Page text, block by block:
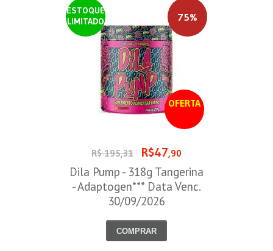
ESTOQUE
LIMITADO
OFERTA
75%
R$ 195,31 R$47,90
Dila Pump - 318g Tangerina
- Adaptogen*** Data Venc.
30/09/2026
COMPRAR